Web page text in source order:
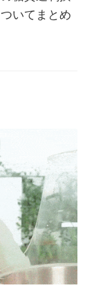
いてまとめ